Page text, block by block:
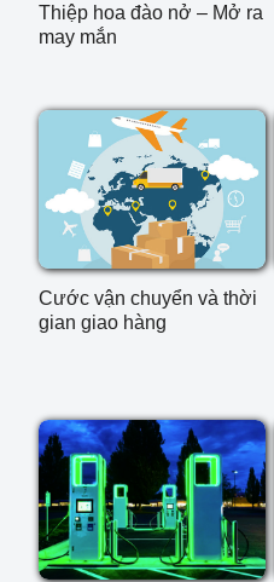
Thiệp hoa đào nở – Mở ra
may mắn
Cước vận chuyển và thời
gian giao hàng